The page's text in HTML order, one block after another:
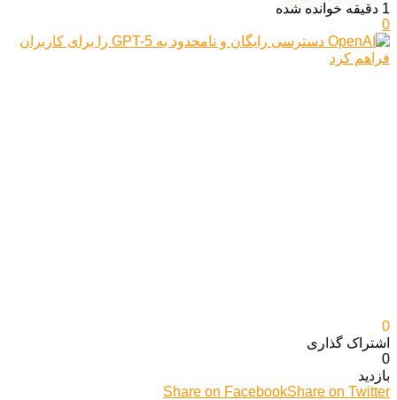
1 دقیقه خوانده شده
0
0
اشتراک گذاری‌
0
بازدید
Share on FacebookShare on Twitter